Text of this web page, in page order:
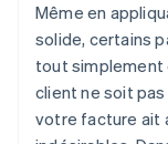
Même en
solide, certains
tout simplement
client ne soit
votre facture ait